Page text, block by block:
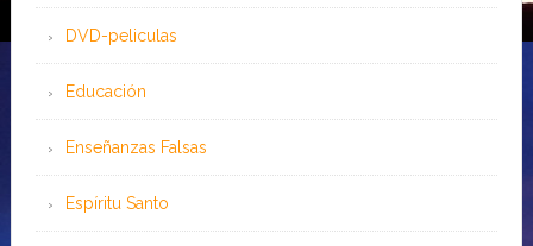
DVD-peliculas
Educación
Enseñanzas Falsas
Espíritu Santo